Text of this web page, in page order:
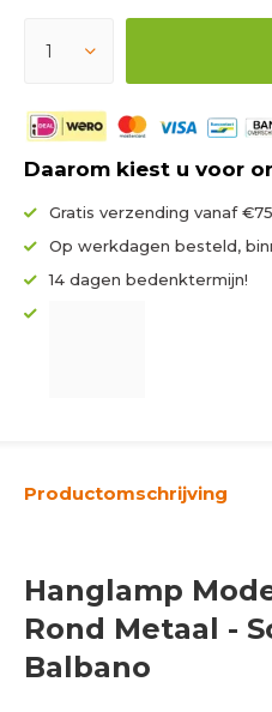
Daarom kiest u voor
Gratis verzending vanaf €75
Op werkdagen besteld,
14 dagen bedenktermijn!
Productomschrijving
Hanglamp
Rond Metaal -
Balbano